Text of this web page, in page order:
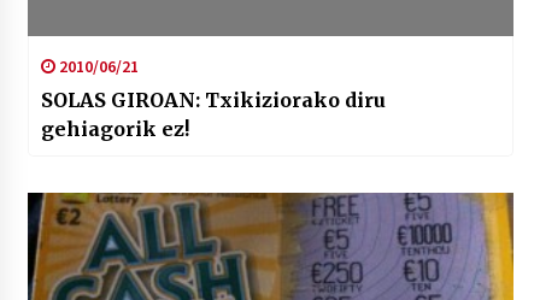
2010/06/21
SOLAS GIROAN: Txikiziorako diru
gehiagorik ez!